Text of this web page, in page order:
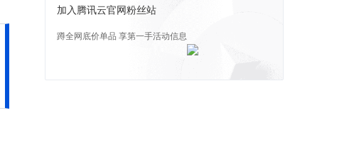
加入腾讯云官网粉丝站
蹲全网底价单品 享第一手活动信息